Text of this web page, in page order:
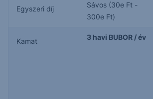
Egyszeri díj
Sávos (30e Ft -
300e Ft)
Kamat 3 havi BUBOR / év